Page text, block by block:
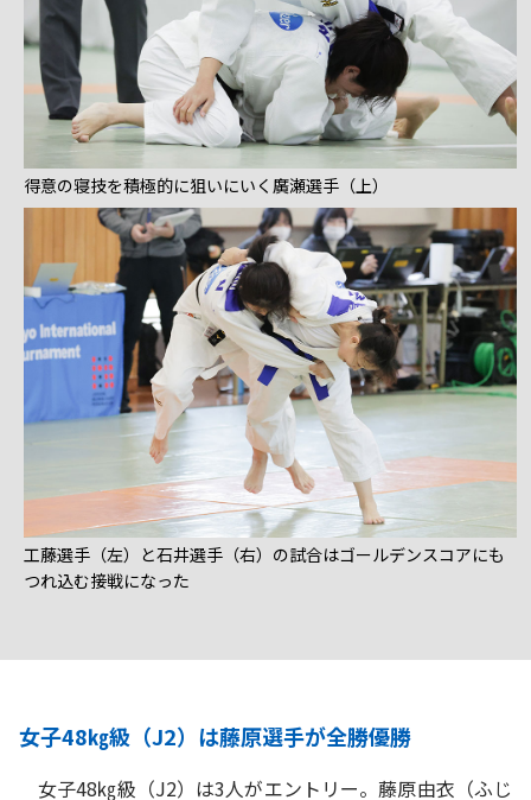
得意の寝技を積極的に狙いにいく廣瀬選手（上）
工藤選手（左）と石井選手（右）の試合はゴールデンスコアにも
つれ込む接戦になった
女子48㎏級（J2）は藤原選手が全勝優勝
女子48㎏級（J2）は3人がエントリー。藤原由衣（ふじ